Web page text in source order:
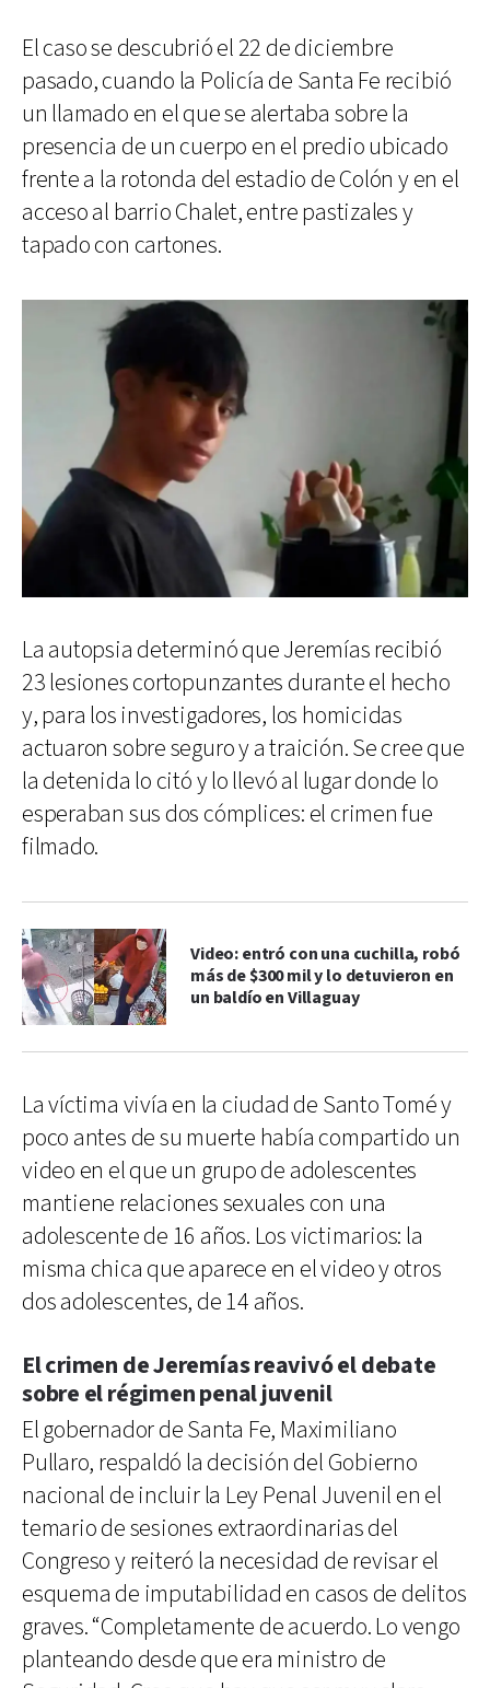
El caso se descubrió el 22 de diciembre
pasado, cuando la Policía de Santa Fe recibió
un llamado en el que se alertaba sobre la
presencia de un cuerpo en el predio ubicado
frente a la rotonda del estadio de Colón y en el
acceso al barrio Chalet, entre pastizales y
tapado con cartones.
La autopsia determinó que Jeremías recibió
23 lesiones cortopunzantes durante el hecho
y, para los investigadores, los homicidas
actuaron sobre seguro y a traición. Se cree que
la detenida lo citó y lo llevó al lugar donde lo
esperaban sus dos cómplices: el crimen fue
filmado.
Video: entró con una cuchilla, robó
más de $300 mil y lo detuvieron en
un baldío en Villaguay
La víctima vivía en la ciudad de Santo Tomé y
poco antes de su muerte había compartido un
video en el que un grupo de adolescentes
mantiene relaciones sexuales con una
adolescente de 16 años. Los victimarios: la
misma chica que aparece en el video y otros
dos adolescentes, de 14 años.
El crimen de Jeremías reavivó el debate
sobre el régimen penal juvenil
El gobernador de Santa Fe, Maximiliano
Pullaro, respaldó la decisión del Gobierno
nacional de incluir la Ley Penal Juvenil en el
temario de sesiones extraordinarias del
Congreso y reiteró la necesidad de revisar el
esquema de imputabilidad en casos de delitos
graves. “Completamente de acuerdo. Lo vengo
planteando desde que era ministro de